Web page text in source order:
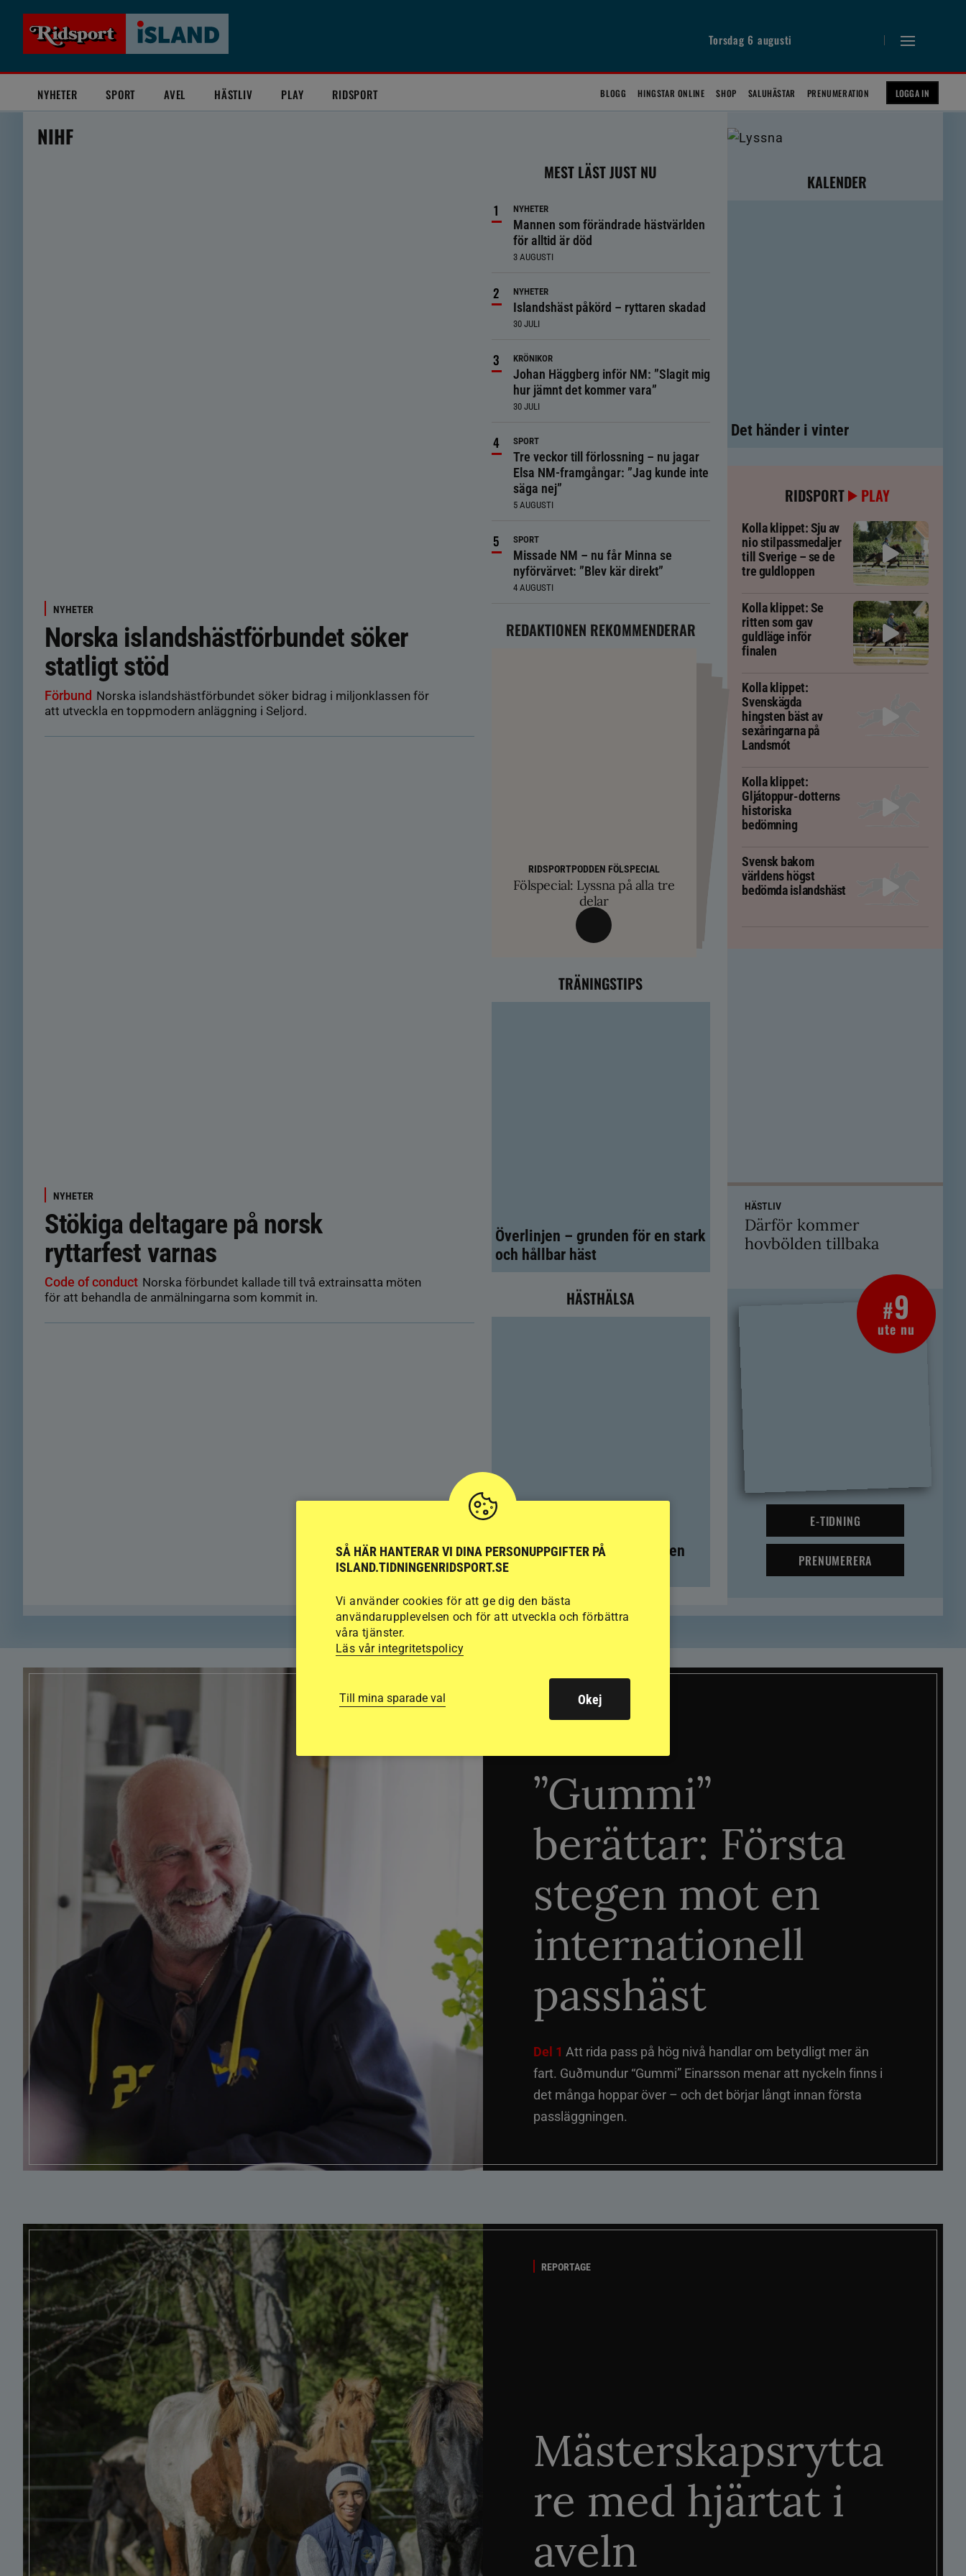
Torsdag 6 augusti
NYHETER SPORT AVEL HÄSTLIV PLAY RIDSPORT BLOGG HINGSTAR ONLINE SHOP SALUHÄSTAR PRENUMERATION LOGGA IN
NIHF
NYHETER
Norska islandshästförbundet söker
statligt stöd
Förbund Norska islandshästförbundet söker bidrag i miljonklassen för
att utveckla en toppmodern anläggning i Seljord.
NYHETER
Stökiga deltagare på norsk
ryttarfest varnas
Code of conduct Norska förbundet kallade till två extrainsatta möten
för att behandla de anmälningarna som kommit in.
MEST LÄST JUST NU
NYHETER
Mannen som förändrade hästvärlden
för alltid är död
3 AUGUSTI
NYHETER
Islandshäst påkörd – ryttaren skadad
30 JULI
KRÖNIKOR
Johan Häggberg inför NM: ”Slagit mig
hur jämnt det kommer vara”
30 JULI
SPORT
Tre veckor till förlossning – nu jagar
Elsa NM-framgångar: ”Jag kunde inte
säga nej”
5 AUGUSTI
SPORT
Missade NM – nu får Minna se
nyförvärvet: ”Blev kär direkt”
4 AUGUSTI
REDAKTIONEN REKOMMENDERAR
RIDSPORTPODDEN FÖLSPECIAL
Fölspecial: Lyssna på alla tre
delar
TRÄNINGSTIPS
Balans och lösgjordhet krävs för att
övervinna travtakt i tölten
Färre hältor vid lösdrift – men kan
ge nya problem
SM-finalist till Tyskland och
exklusiva betäckningar
TRÄNINGSTIPS
Överlinjen – grunden för en stark
och hållbar häst
HÄSTHÄLSA
Färre hältor vid lösdrift – men
kan ge nya problem
KALENDER
Det händer i vinter
RIDSPORT PLAY
Kolla klippet: Sju av
nio stilpassmedaljer
till Sverige – se de
tre guldloppen
Kolla klippet: Se
ritten som gav
guldläge inför
finalen
Kolla klippet:
Svenskägda
hingsten bäst av
sexåringarna på
Landsmót
Kolla klippet:
Gljátoppur-dotterns
historiska
bedömning
Svensk bakom
världens högst
bedömda islandshäst
HÄSTLIV
Därför kommer
hovbölden tillbaka
#9
ute nu
E-TIDNING
PRENUMERERA
TRÄNINGSTIPS
”Gummi”
berättar: Första
stegen mot en
internationell
passhäst
Del 1 Att rida pass på hög nivå handlar om betydligt mer än
fart. Guðmundur “Gummi” Einarsson menar att nyckeln finns i
det många hoppar över – och det börjar långt innan första
passläggningen.
REPORTAGE
Mästerskapsrytta
re med hjärtat i
aveln
SÅ HÄR HANTERAR VI DINA PERSONUPPGIFTER PÅ
ISLAND.TIDNINGENRIDSPORT.SE
Vi använder cookies för att ge dig den bästa
användarupplevelsen och för att utveckla och förbättra
våra tjänster.
Läs vår integritetspolicy
Till mina sparade val Okej